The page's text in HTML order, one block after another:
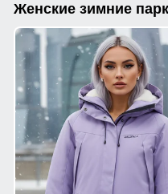
Женские зимние